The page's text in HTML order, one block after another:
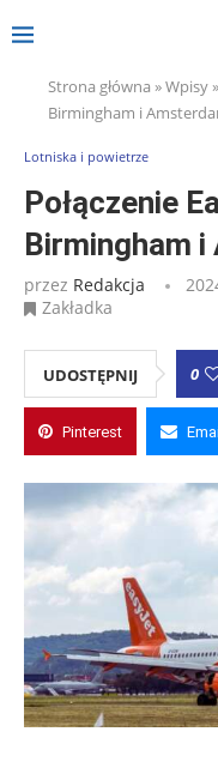
Strona główna »Wpisy»
Birmingham i
Lotniska i powietrze
Połączenie
Birmingham
przez Redakcja
Zakładka
UDOSTĘPNIJ 0
Pinterest